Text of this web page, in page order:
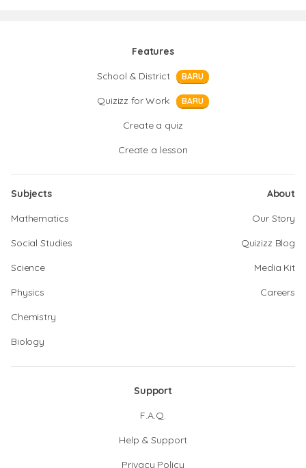
Features
School & District
BARU
Quizizz for Work BARU
Create a quiz
Create a lesson
Subjects
Mathematics
Social Studies
Science
Physics
Chemistry
Biology
About
Our Story
Quizizz Blog
Media Kit
Careers
Support
F.A.Q.
Help & Support
Privacy Policy